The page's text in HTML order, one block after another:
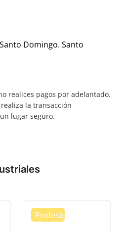
Domingo. Santo
realices pagos por adelantado.
la transacción
lugar seguro.